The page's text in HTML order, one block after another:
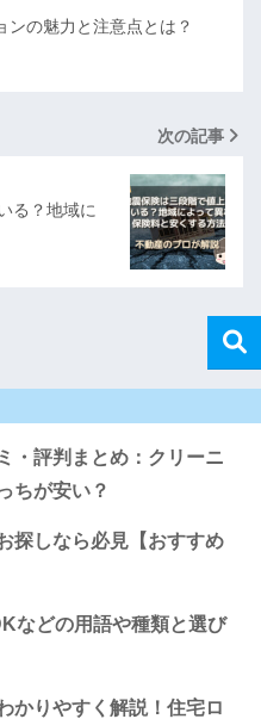
ンの魅力と注意点とは？
次の記事
る？地域に
・評判まとめ：クリーニ
ちが安い？
探しなら必見【おすすめ
などの用語や種類と選び
かりやすく解説！住宅ロ